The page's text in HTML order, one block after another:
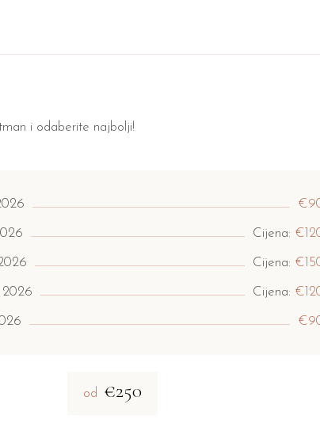
i odaberite najbolji!
Cijena:
Cijena:
2026 Cijena:
od €250